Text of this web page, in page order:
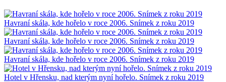
Havraní skála, kde hořelo v roce 2006. Snímek z roku 2019
Havraní skála, kde hořelo v roce 2006. Snímek z roku 2019
Havraní skála, kde hořelo v roce 2006. Snímek z roku 2019
Hotel v Hřensku, nad kterým nyní hořelo. Snímek z roku 2019